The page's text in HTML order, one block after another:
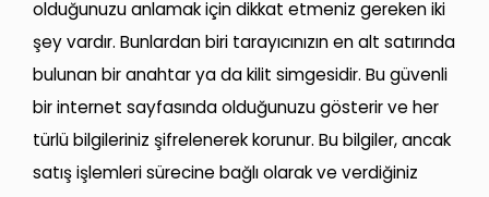
olduğunuzu anlamak için dikkat etmeniz gereken iki
şey vardır. Bunlardan biri tarayıcınızın en alt satırında
bulunan bir anahtar ya da kilit simgesidir. Bu güvenli
bir internet sayfasında olduğunuzu gösterir ve her
türlü bilgileriniz şifrelenerek korunur. Bu bilgiler, ancak
satış işlemleri sürecine bağlı olarak ve verdiğiniz